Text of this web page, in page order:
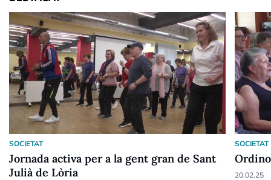
SOCIETAT
Jornada activa per a la gent gran de Sant
Julià de Lòria
SOCIETAT
20.02.25